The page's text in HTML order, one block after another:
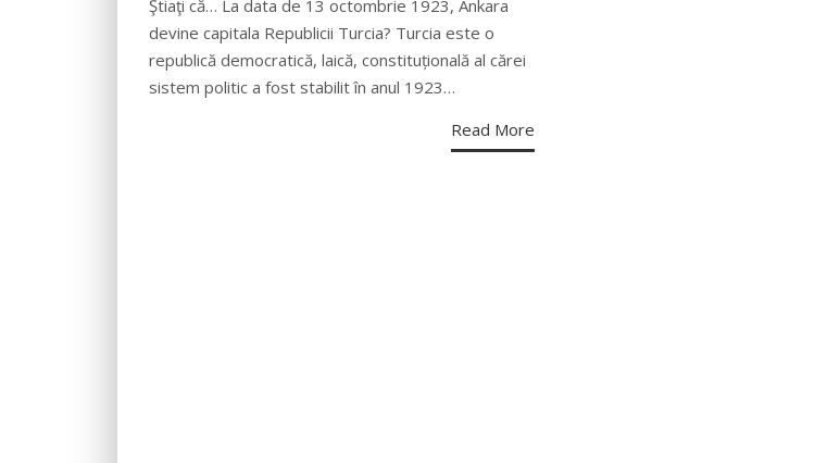
Ştiaţi că… La data de 13 octombrie 1923, Ankara
devine capitala Republicii Turcia? Turcia este o
republică democratică, laică, constituțională al cărei
sistem politic a fost stabilit în anul 1923…
Read More